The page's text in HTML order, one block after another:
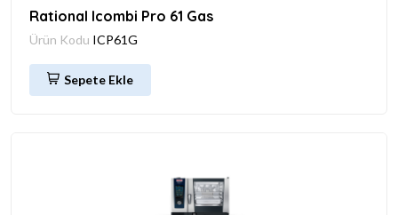
Rational Icombi Pro 61 Gas
Ürün Kodu ICP61G
Sepete Ekle